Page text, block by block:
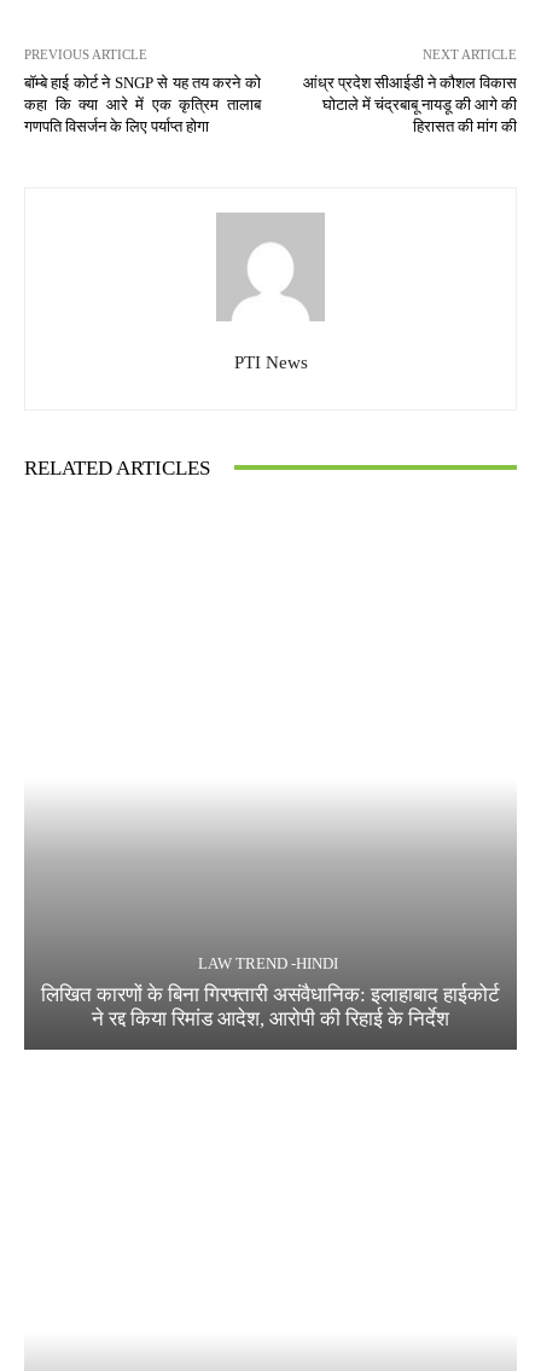
PREVIOUS ARTICLE
बॉम्बे हाई कोर्ट ने SNGP से यह तय करने को
कहा कि क्या आरे में एक कृत्रिम तालाब
गणपति विसर्जन के लिए पर्याप्त होगा
NEXT ARTICLE
आंध्र प्रदेश सीआईडी ने कौशल विकास
घोटाले में चंद्रबाबू नायडू की आगे की
हिरासत की मांग की
PTI News
RELATED ARTICLES
LAW TREND -HINDI
लिखित कारणों के बिना गिरफ्तारी असंवैधानिक: इलाहाबाद हाईकोर्ट
ने रद्द किया रिमांड आदेश, आरोपी की रिहाई के निर्देश